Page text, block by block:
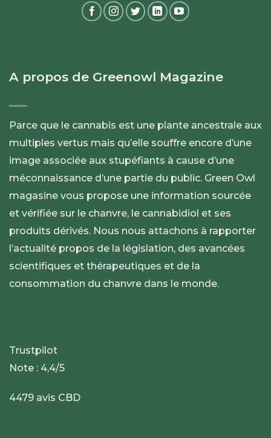
A propos de Greenowl Magazine
Parce que le cannabis est une plante ancestrale aux
multiples vertus mais qu’elle souffre encore d’une
image associée aux stupéfiants à cause d’une
méconnaissance d’une partie du public. Green Owl
magasine vous propose une information sourcée
et vérifiée sur le chanvre, le cannabidiol et ses
produits dérivés. Nous nous attachons à rapporter
l’actualité propos de la législation, des avancées
scientifiques et thérapeutiques et de la
consommation du chanvre dans le monde.
Trustpilot
Note : 4,4/5
4479 avis CBD